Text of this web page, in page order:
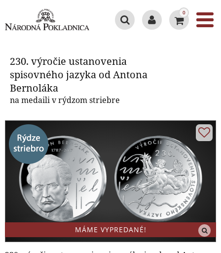
0
230. výročie ustanovenia
spisovného jazyka od Antona
Bernoláka
na medaili v rýdzom striebre
MÁME VYPREDANÉ!
230. výročie ustanovenia
Bernoláka